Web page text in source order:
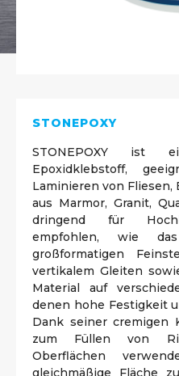
STONEPOXY
STONEPOXY ist
Epoxidklebstoff,
Laminieren von Fliesen,
aus Marmor, Granit,
dringend für
empfohlen, wie
großformatigen
vertikalem Gleiten
Material auf
denen hohe Festigkeit
Dank seiner cremigen
zum Füllen von
Oberflächen
gleichmäßige Fläche